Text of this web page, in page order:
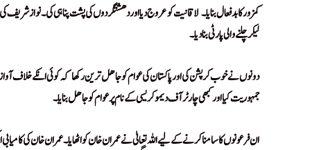
کمزور کا بدفعال بنایا۔! لاقانیت کو عروج دیا اور دھشتگردوں کی پشت پناہی کی۔
لیکر چلنے والی پارٹی بنا دیا۔!
دونوں نے خوب کرپشن کی اور پاکستان کی عوام کو جاھل ترین رکھاکہ کوئی انکے خلاف
جمہوریت کیا اور کبھی چارٹر آف دیموکریسی کے نام پر عوام کو جاھل بنایا۔
ان فرعونوں کا سامنا کرنے کے لیے اللہ تعالیٰ نے عمران خان کو اٹھایا۔ عمران خان کی